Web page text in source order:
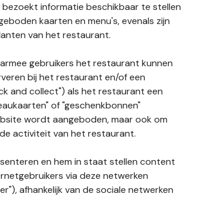
informatie beschikbaar te stellen
kaarten en menu's, evenals zijn
van het restaurant.
gebruikers het restaurant kunnen
bij het restaurant en/of een
and collect") als het restaurant een
of "geschenkbonnen"
wordt aangeboden, maar ook om
activiteit van het restaurant.
en hem in staat stellen content
via deze netwerken
afhankelijk van de sociale netwerken